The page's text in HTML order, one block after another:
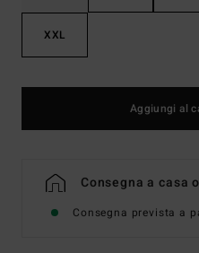
XXL
Aggiungi al
Consegna a casa
Consegna prevista a